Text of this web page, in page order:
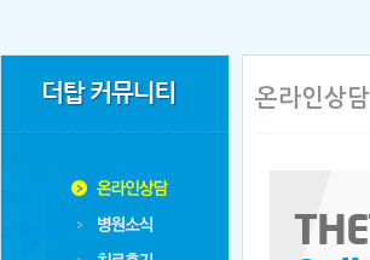
오시는길
온라인상담